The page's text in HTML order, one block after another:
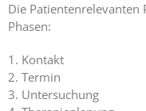
Die
Phasen:
Kontakt
Termin
Untersuchung
Blog
Kontakt